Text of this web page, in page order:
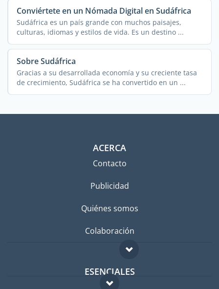
Conviértete en un Nómada Digital en Sudáfrica
Sudáfrica es un país grande con muchos paisajes,
culturas, idiomas y estilos de vida. Es un destino ...
Sobre Sudáfrica
Gracias a su desarrollada economía y su creciente tasa
de crecimiento, Sudáfrica se ha convertido en un ...
ACERCA
Contacto
Publicidad
Quiénes somos
Colaboración
ESENCIALES
Foro para expatriados